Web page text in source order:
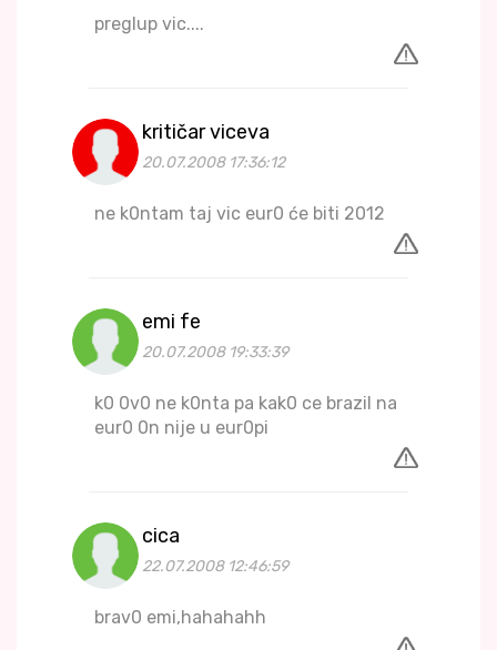
preglup vic....
kritičar viceva
20.07.2008 17:36:12
ne k0ntam taj vic eur0 će biti 2012
emi fe
20.07.2008 19:33:39
k0 0v0 ne k0nta pa kak0 ce brazil na
eur0 0n nije u eur0pi
cica
22.07.2008 12:46:59
brav0 emi,hahahahh